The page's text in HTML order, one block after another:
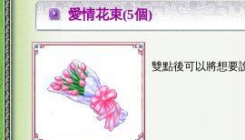
愛情花束(5個)
雙點後可以將想要